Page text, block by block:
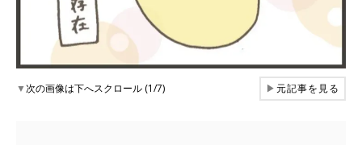
▼次の画像は下へスクロール (1/7) ▶元記事を見る